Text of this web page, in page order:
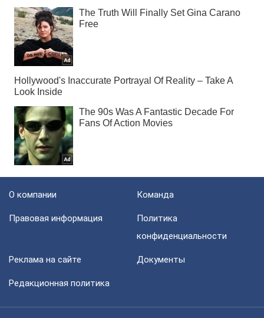
О компании Команда
Правовая информация
Политика
конфиденциальности
Реклама на сайте Документы
Редакционная политика